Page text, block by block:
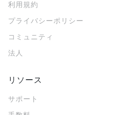
利用規約
プライバシーポリシー
コミュニティ
法人
リソース
サポート